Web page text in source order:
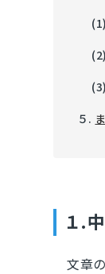
(1)
(2)
(3)
５.
１.
文章の